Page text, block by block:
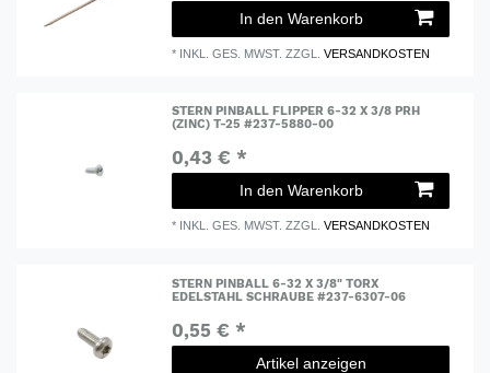
In den Warenkorb
* INKL. GES. MWST. ZZGL.VERSANDKOSTEN
STERN PINBALL FLIPPER 6-32 X 3/8 PRH
(ZINC) T-25 #237-5880-00
0,43 € *
In den Warenkorb
* INKL. GES. MWST. ZZGL.VERSANDKOSTEN
STERN PINBALL 6-32 X 3/8" TORX
EDELSTAHL SCHRAUBE #237-6307-06
0,55 € *
Artikel anzeigen